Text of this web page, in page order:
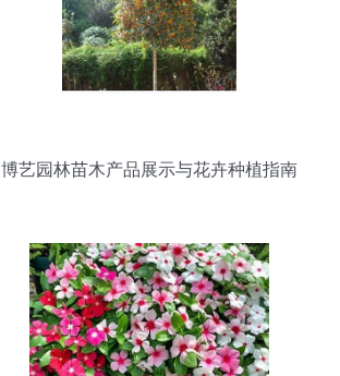
博艺园林苗木产品展示与花卉种植指南